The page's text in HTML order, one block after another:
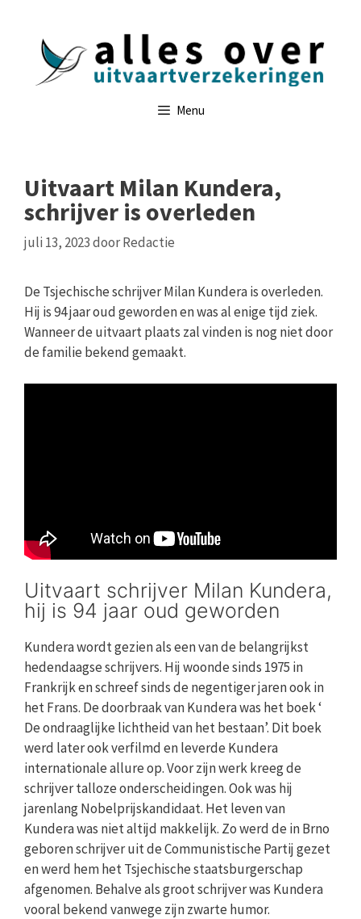
Menu
Uitvaart Milan Kundera,
schrijver is overleden
juli 13, 2023doorRedactie
De Tsjechische schrijver Milan Kundera is overleden.
Hij is 94 jaar oud geworden en was al enige tijd ziek.
Wanneer de uitvaart plaats zal vinden is nog niet door
de familie bekend gemaakt.
Uitvaart schrijver Milan Kundera,
hij is 94 jaar oud geworden
Kundera wordt gezien als een van de belangrijkst
hedendaagse schrijvers. Hij woonde sinds 1975 in
Frankrijk en schreef sinds de negentiger jaren ook in
het Frans. De doorbraak van Kundera was het boek ‘
De ondraaglijke lichtheid van het bestaan’. Dit boek
werd later ook verfilmd en leverde Kundera
internationale allure op. Voor zijn werk kreeg de
schrijver talloze onderscheidingen. Ook was hij
jarenlang Nobelprijskandidaat. Het leven van
Kundera was niet altijd makkelijk. Zo werd de in Brno
geboren schrijver uit de Communistische Partij gezet
en werd hem het Tsjechische staatsburgerschap
afgenomen. Behalve als groot schrijver was Kundera
vooral bekend vanwege zijn zwarte humor.